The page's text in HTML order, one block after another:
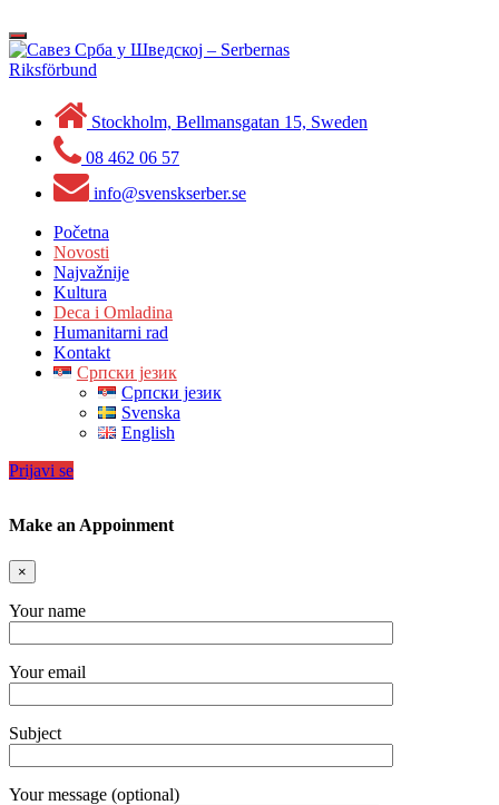
to
content
Toggle
navigation
Stockholm, Bellmansgatan 15, Sweden
08 462 06 57
info@svenskserber.se
Početna
Novosti
Najvažnije
Kultura
Deca i Omladina
Humanitarni rad
Kontakt
Српски језик
Српски језик
Svenska
English
Prijavi se
Make an Appoinment
×
Your name
Your email
Subject
Your message (optional)